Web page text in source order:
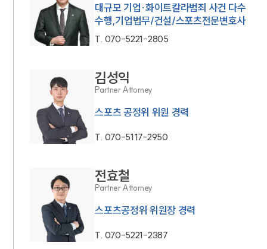
대규모 기업·화이트칼라범죄 사건 다수
수행,기업법무/건설/스포츠전문변호사
T. 070-5221-2805
김성익
Partner Attorney
스포츠 공정위 위원 경력
T. 070-5117-2950
전효철
Partner Attorney
스포츠공정위 위원장 경력
T. 070-5221-2387